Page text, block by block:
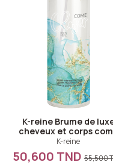
K-reine Brume de
cheveux et corps
closer 230 ml
K-reine
50,600 TND55,500